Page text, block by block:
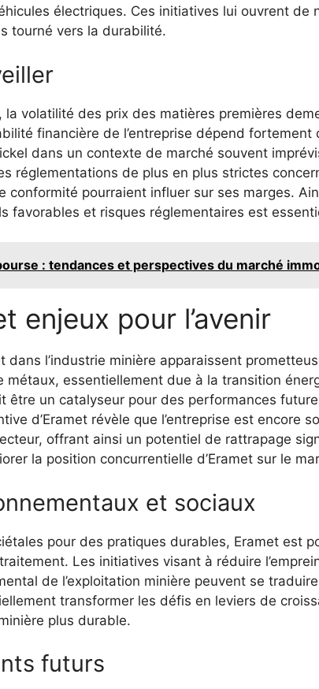
électriques. Ces initiatives lui ouvrent de
tourné vers la durabilité.
volatilité des prix des matières premières
financière de l’entreprise dépend
dans un contexte de marché souvent
réglementations de plus en plus strictes
conformité pourraient influer sur ses marges.
favorables et risques réglementaires est
: tendances et perspectives du marché
enjeux pour l’avenir
dans l’industrie minière apparaissent
métaux, essentiellement due à la transition
être un catalyseur pour des performances
d’Eramet révèle que l’entreprise est encore
offrant ainsi un potentiel de rattrapage
la position concurrentielle d’Eramet sur le
et sociaux
pour des pratiques durables, Eramet est
Les initiatives visant à réduire
de l’exploitation minière peuvent se
transformer les défis en leviers de
plus durable.
futurs